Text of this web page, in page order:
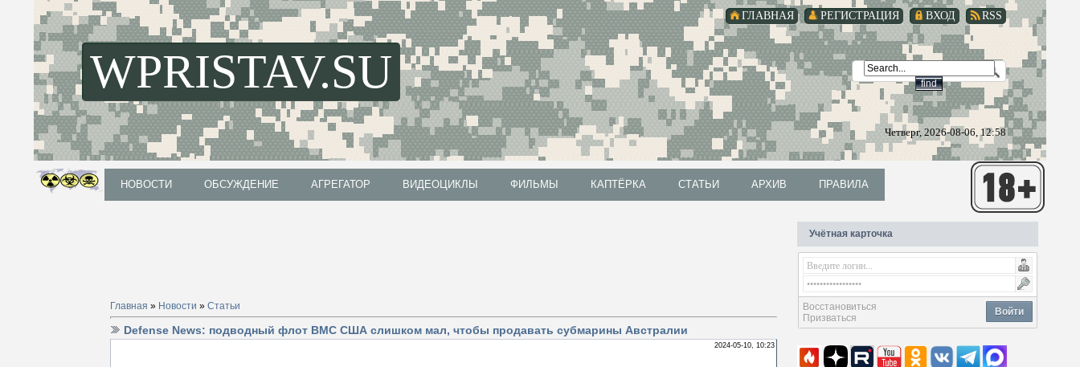
RSS
ВХОД
РЕГИСТРАЦИЯ
ГЛАВНАЯ
WPRISTAV.SU
Четверг, 2026-08-06, 12:58
НОВОСТИ ОБСУЖДЕНИЕ АГРЕГАТОР ВИДЕОЦИКЛЫ ФИЛЬМЫ КАПТЁРКА СТАТЬИ АРХИВ ПРАВИЛА
Главная » Новости » Статьи
Defense News: подводный флот ВМС США слишком мал, чтобы продавать субмарины Австралии
2024-05-10, 10:23
Учётная карточка
Войти
Восстановиться
Призваться